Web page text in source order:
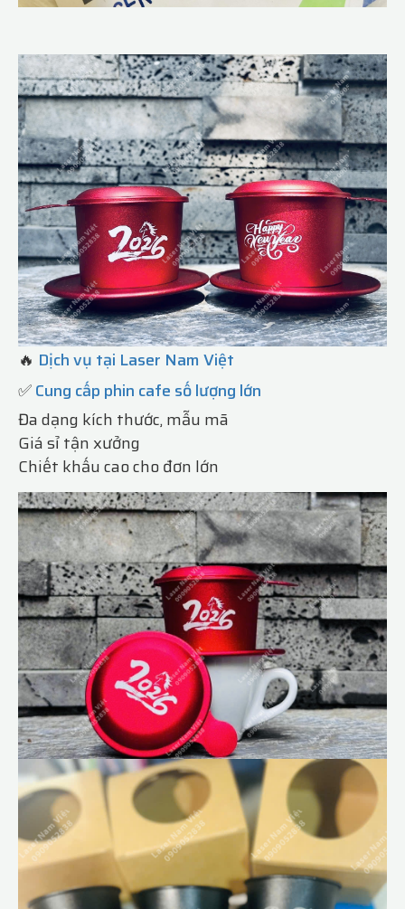
🔥 Dịch vụ tại Laser Nam Việt
✅Cung cấp phin cafe số lượng lớn
Đa dạng kích thước, mẫu mã
Giá sỉ tận xưởng
Chiết khấu cao cho đơn lớn